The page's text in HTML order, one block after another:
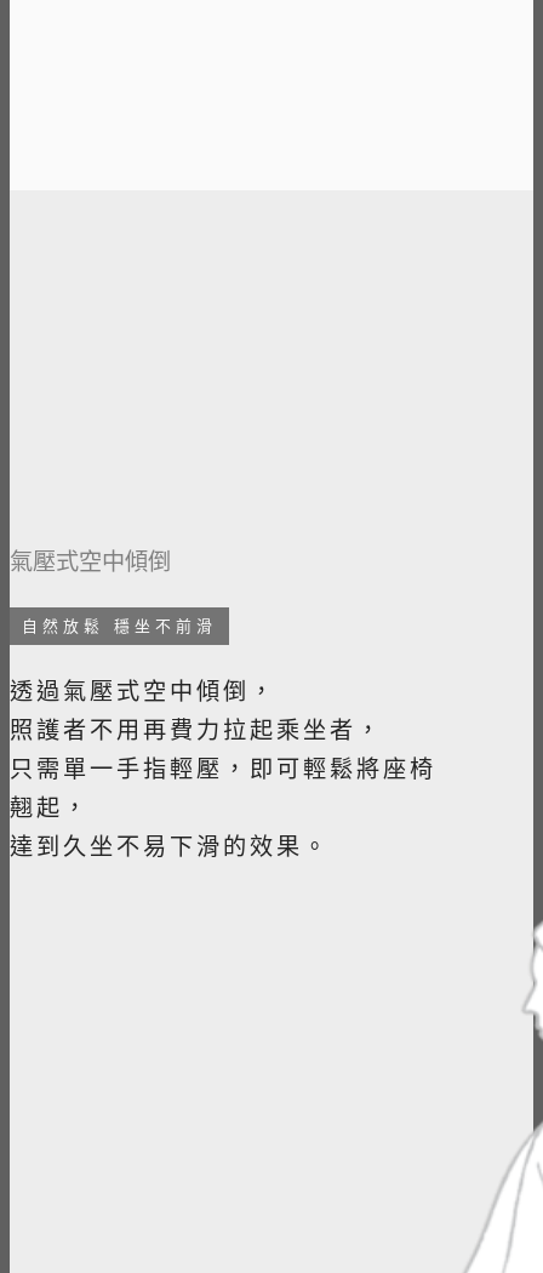
氣壓式空中傾倒
自然放鬆 穩坐不前滑
透過氣壓式空中傾倒，
照護者不用再費力拉起乘坐者，
只需單一手指輕壓，即可輕鬆將座椅
翹起，
達到久坐不易下滑的效果。